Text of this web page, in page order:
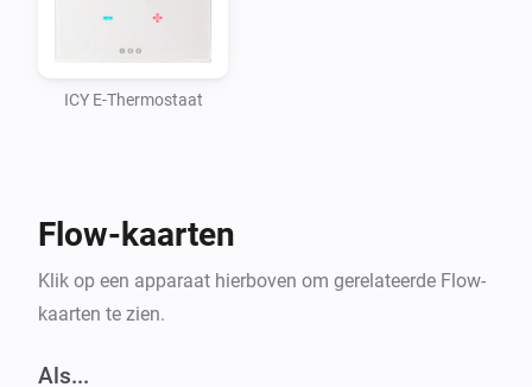
ICY E-Thermostaat
Flow-kaarten
Klik op een apparaat hierboven om gerelateerde Flow-
kaarten te zien.
Als...